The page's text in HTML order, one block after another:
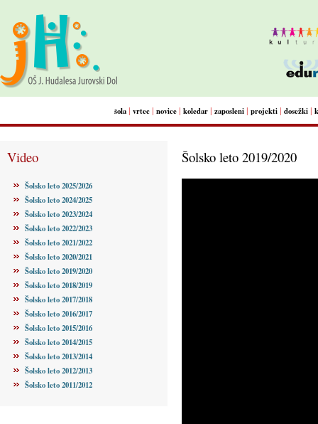
šola | vrtec | novice | koledar | zaposleni | projekti | dosežki |
Video
Šolsko leto 2025/2026
Šolsko leto 2024/2025
Šolsko leto 2023/2024
Šolsko leto 2022/2023
Šolsko leto 2021/2022
Šolsko leto 2020/2021
Šolsko leto 2019/2020
Šolsko leto 2018/2019
Šolsko leto 2017/2018
Šolsko leto 2016/2017
Šolsko leto 2015/2016
Šolsko leto 2014/2015
Šolsko leto 2013/2014
Šolsko leto 2012/2013
Šolsko leto 2011/2012
Šolsko leto 2019/2020